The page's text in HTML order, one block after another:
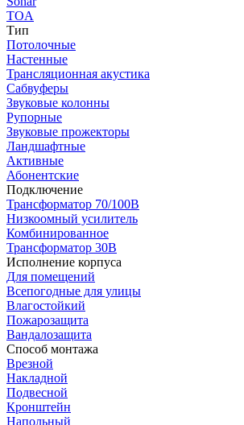
TOA
Тип
Потолочные
Настенные
Трансляционная акустика
Сабвуферы
Звуковые колонны
Рупорные
Звуковые прожекторы
Ландшафтные
Активные
Абонентские
Подключение
Трансформатор 70/100В
Низкоомный усилитель
Комбинированное
Трансформатор 30В
Исполнение корпуса
Для помещений
Всепогодные для улицы
Влагостойкий
Пожарозащита
Вандалозащита
Способ монтажа
Врезной
Накладной
Подвесной
Кронштейн
Напольный